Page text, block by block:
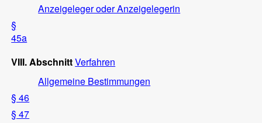
Anzeigeleger oder Anzeigelegerin
§
45a
VIII. AbschnittVerfahren
Allgemeine Bestimmungen
§ 46
§ 47